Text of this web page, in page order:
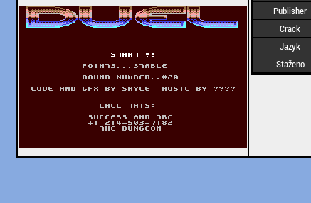
Publisher
Crack
Jazyk
Staženo